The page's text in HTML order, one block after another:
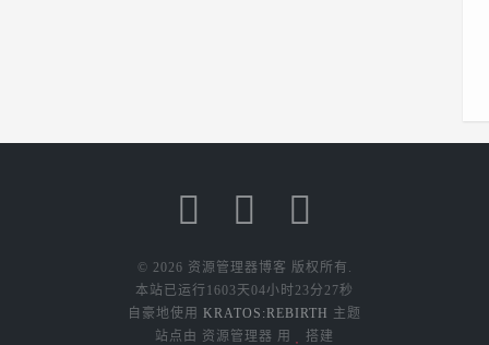
© 2026 资源管理器博客 版权所有.
本站已运行1603天04小时23分27秒
自豪地使用 KRATOS:REBIRTH 主题
站点由 资源管理器 用
搭建